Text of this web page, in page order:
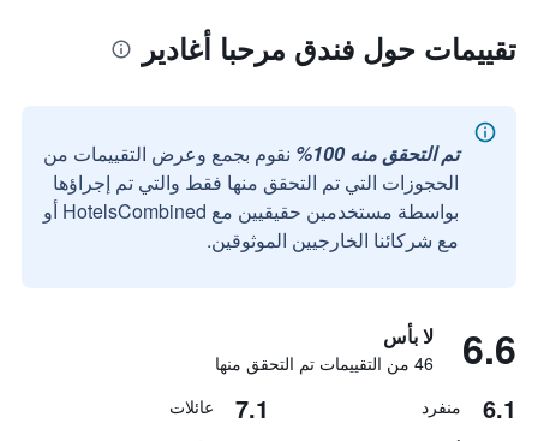
تقييمات حول فندق مرحبا أغادير
تم التحقق منه 100%
نقوم بجمع وعرض التقييمات من
الحجوزات التي تم التحقق منها فقط والتي تم إجراؤها
بواسطة مستخدمين حقيقيين مع HotelsCombined أو
مع شركائنا الخارجيين الموثوقين.
6.6 لا بأس
46 من التقييمات تم التحقق منها
6.1 منفرد 7.1 عائلات